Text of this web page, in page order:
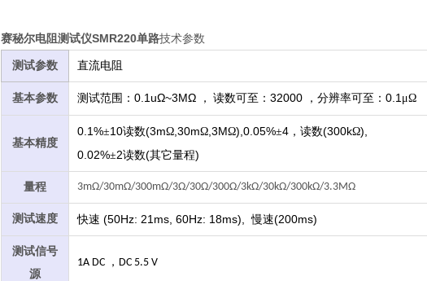
赛秘尔电阻测试仪SMR220单路技术参数
测试参数 直流电阻
基本参数 测试范围： 0.1uΩ~3ΜΩ ， 读数可至： 32000 ，分辨率可至： 0.1 μΩ
基本精度
0.1%±10读数(3mΩ ,30mΩ ,3MΩ),0.05%±4 ，读数(300kΩ),
0.02%±2读数(其它量程)
量程 3mΩ/30mΩ/300mΩ/3Ω/30Ω/300Ω/3kΩ/30kΩ/300kΩ/3.3MΩ
测试速度 快速 (50Hz: 21ms, 60Hz: 18ms),慢速(200ms)
测试信号
源
1A DC ， DC 5.5 V